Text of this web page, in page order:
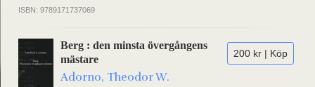
ISBN: 9789171737069
200 kr | Köp
Berg : den minsta övergångens
mästare
Adorno, Theodor W.